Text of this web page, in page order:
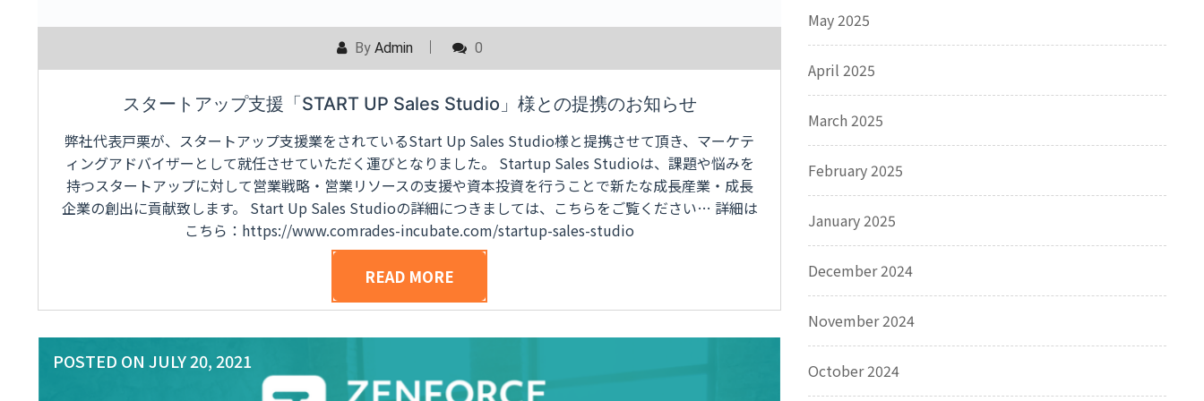
By Admin 0
スタートアップ支援「START UP Sales Studio」様との提携のお知らせ
弊社代表戸栗が、スタートアップ支援業をされているStart Up Sales Studio様と提携させて頂き、マーケテ
ィングアドバイザーとして就任させていただく運びとなりました。 Startup Sales Studioは、課題や悩みを
持つスタートアップに対して営業戦略・営業リソースの支援や資本投資を行うことで新たな成長産業・成長
企業の創出に貢献致します。 Start Up Sales Studioの詳細につきましては、こちらをご覧ください… 詳細は
こちら：https://www.comrades-incubate.com/startup-sales-studio
READ MORE
POSTED ON JULY 20, 2021
May 2025
April 2025
March 2025
February 2025
January 2025
December 2024
November 2024
October 2024